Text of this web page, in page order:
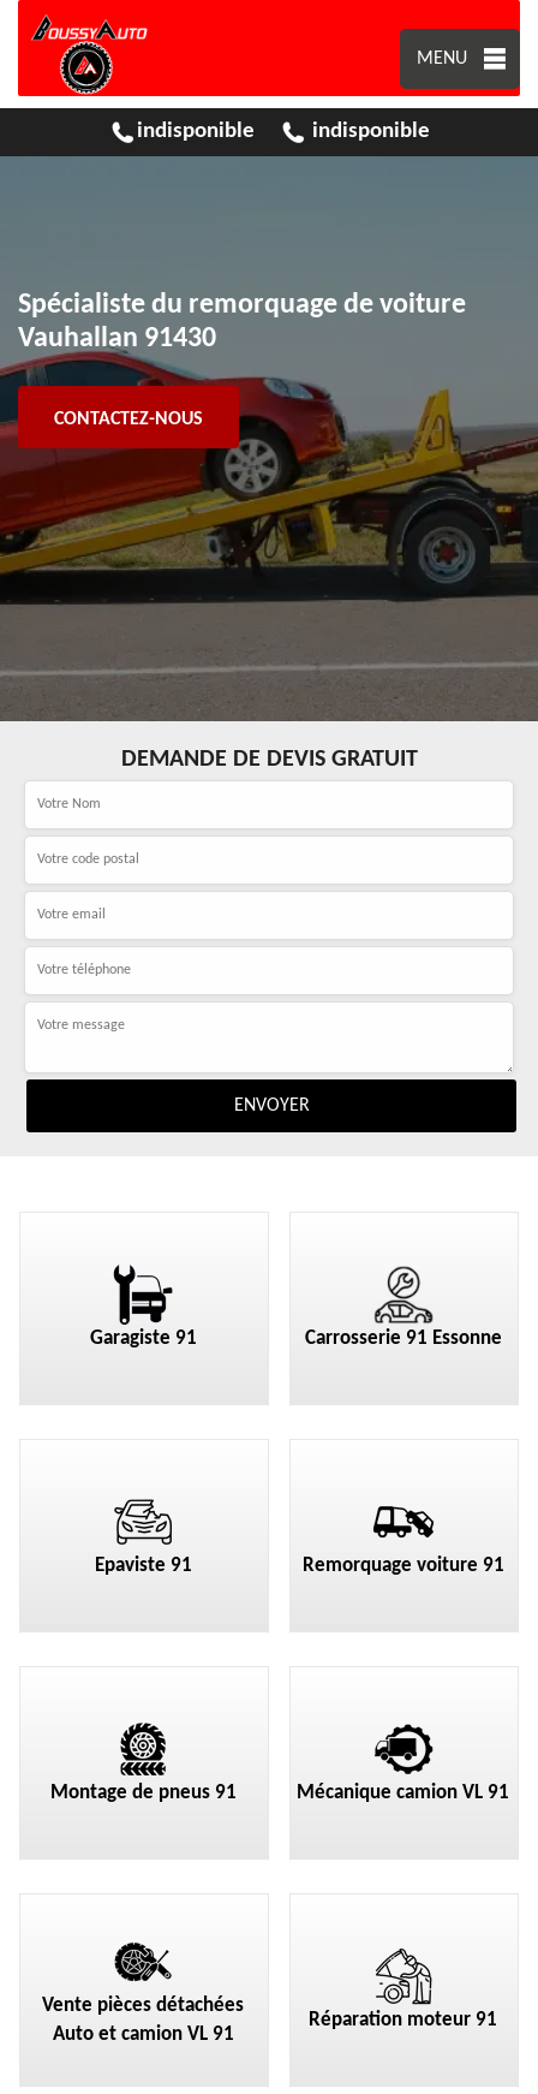
MENU
indisponible indisponible
Spécialiste du remorquage de voiture
Vauhallan 91430
CONTACTEZ-NOUS
DEMANDE DE DEVIS GRATUIT
Garagiste 91 Carrosserie 91 Essonne
Epaviste 91 Remorquage voiture 91
Montage de pneus 91 Mécanique camion VL 91
Vente pièces détachées
Auto et camion VL 91
Réparation moteur 91